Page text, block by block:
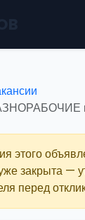
этого
закрыта —
перед